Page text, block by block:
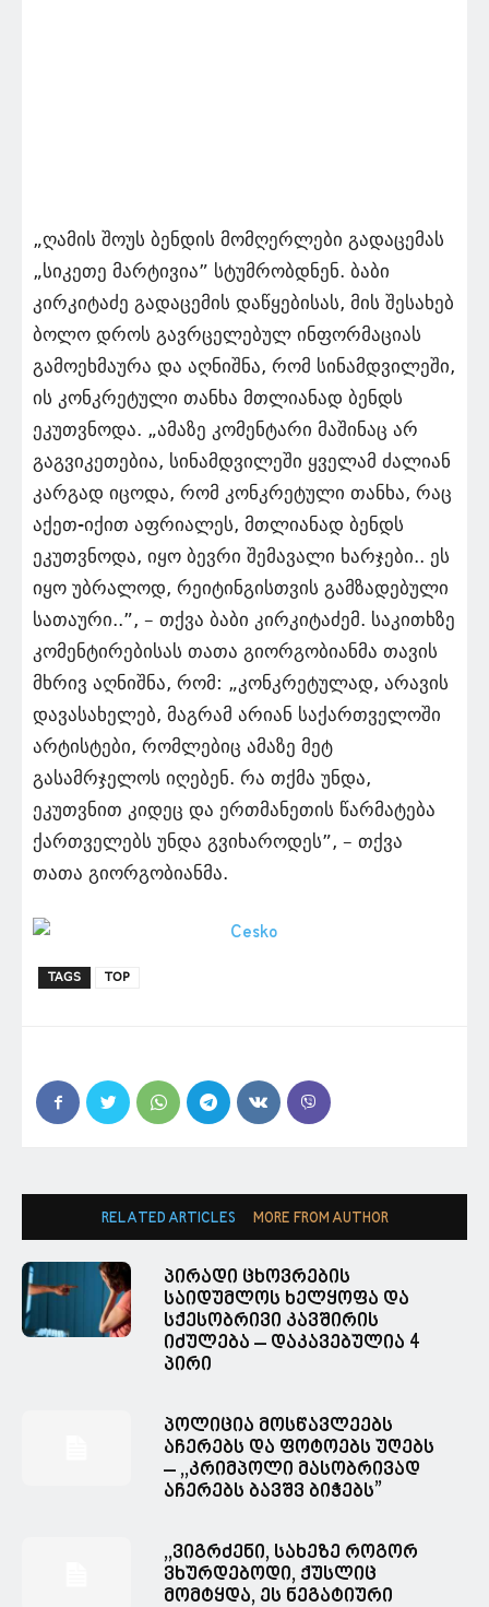
„ღამის შოუს ბენდის მომღერლები გადაცემას
„სიკეთე მარტივია” სტუმრობდნენ. ბაბი
კირკიტაძე გადაცემის დაწყებისას, მის შესახებ
ბოლო დროს გავრცელებულ ინფორმაციას
გამოეხმაურა და აღნიშნა, რომ სინამდვილეში,
ის კონკრეტული თანხა მთლიანად ბენდს
ეკუთვნოდა. „ამაზე კომენტარი მაშინაც არ
გაგვიკეთებია, სინამდვილეში ყველამ ძალიან
კარგად იცოდა, რომ კონკრეტული თანხა, რაც
აქეთ-იქით აფრიალეს, მთლიანად ბენდს
ეკუთვნოდა, იყო ბევრი შემავალი ხარჯები.. ეს
იყო უბრალოდ, რეიტინგისთვის გამზადებული
სათაური..”, – თქვა ბაბი კირკიტაძემ. საკითხზე
კომენტირებისას თათა გიორგობიანმა თავის
მხრივ აღნიშნა, რომ: „კონკრეტულად, არავის
დავასახელებ, მაგრამ არიან საქართველოში
არტისტები, რომლებიც ამაზე მეტ
გასამრჯელოს იღებენ. რა თქმა უნდა,
ეკუთვნით კიდეც და ერთმანეთის წარმატება
ქართველებს უნდა გვიხაროდეს”, – თქვა
თათა გიორგობიანმა.
TAGS TOP
RELATED ARTICLES MORE FROM AUTHOR
პირადი ცხოვრების
საიდუმლოს ხელყოფა და
სქესობრივი კავშირის
იძულება – დაკავებულია 4
პირი
პოლიცია მოსწავლეებს
აჩერებს და ფოტოებს უღებს
– ,,კრიმპოლი მასობრივად
აჩერებს ბავშვ ბიჭებს”
,,ვიგრძენი, სახეზე როგორ
ვხურდებოდი, ქუსლიც
მომტყდა, ეს ნეგატიური